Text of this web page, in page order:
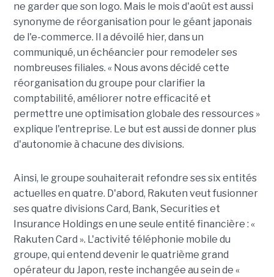
ne garder que son logo. Mais le mois d'août est aussi
synonyme de réorganisation pour le géant japonais
de l'e-commerce. Il a dévoilé hier, dans un
communiqué, un échéancier pour remodeler ses
nombreuses filiales. « Nous avons décidé cette
réorganisation du groupe pour clarifier la
comptabilité, améliorer notre efficacité et
permettre une optimisation globale des ressources »
explique l'entreprise. Le but est aussi de donner plus
d'autonomie à chacune des divisions.
Ainsi, le groupe souhaiterait refondre ses six entités
actuelles en quatre. D'abord, Rakuten veut fusionner
ses quatre divisions Card, Bank, Securities et
Insurance Holdings en une seule entité financière : «
Rakuten Card ». L'activité téléphonie mobile du
groupe, qui entend devenir le quatrième grand
opérateur du Japon, reste inchangée au sein de «